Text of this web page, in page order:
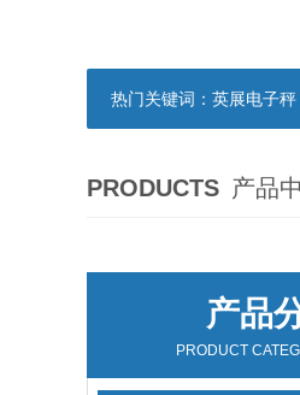
热门关键词： 英展电子秤
PRODUCTS 产品
产品
PRODUCT